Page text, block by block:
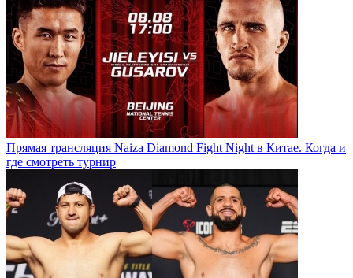
Прямая трансляция Naiza Diamond Fight Night в Китае. Когда и
где смотреть турнир